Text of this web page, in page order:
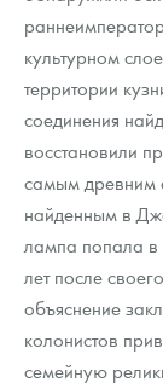
культурном
территории
соединения
восстановили
самым древним
найденным в
лампа попала в
лет после
объяснение
колонистов
семейную